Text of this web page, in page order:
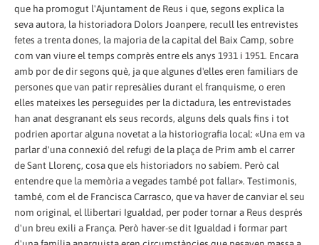
que ha promogut l'Ajuntament de Reus i que, segons explica la
seva autora, la historiadora Dolors Joanpere, recull les entrevistes
fetes a trenta dones, la majoria de la capital del Baix Camp, sobre
com van viure el temps comprès entre els anys 1931 i 1951. Encara
amb por de dir segons què, ja que algunes d'elles eren familiars de
persones que van patir represàlies durant el franquisme, o eren
elles mateixes les perseguides per la dictadura, les entrevistades
han anat desgranant els seus records, alguns dels quals fins i tot
podrien aportar alguna novetat a la historiografia local: «Una em va
parlar d'una connexió del refugi de la plaça de Prim amb el carrer
de Sant Llorenç, cosa que els historiadors no sabíem. Però cal
entendre que la memòria a vegades també pot fallar». Testimonis,
també, com el de Francisca Carrasco, que va haver de canviar el seu
nom original, el llibertari Igualdad, per poder tornar a Reus després
d'un breu exili a França. Però haver-se dit Igualdad i formar part